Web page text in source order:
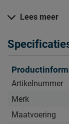
Kijk bij het kopje
zien.
Lees meer
Artikelnummer
Merk
Maatvoering